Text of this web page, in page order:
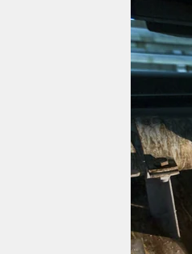
verlag
verlag
shop
fragen